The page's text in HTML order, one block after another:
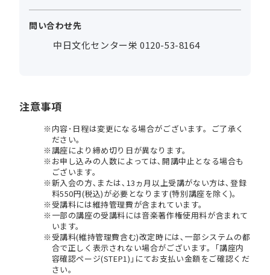
問い合わせ先
中日文化センター栄 0120-53-8164
注意事項
内容･日程は変更になる場合がございます。ご了承く
ださい。
講座により締め切り日が異なります。
お申し込みの人数によっては､開講中止となる場合も
ございます。
新入会の方､または､13ヵ月以上受講がない方は､登録
料550円(税込)が必要となります(特別講座を除く)。
受講料には維持管理費が含まれています。
一部の講座の受講料には音楽著作権使用料が含まれて
います。
受講料(維持管理費含む)改定時には､一部システムの都
合で正しく表示されない場合がございます。｢講座内
容確認ページ(STEP1)｣にてお支払い金額をご確認くだ
さい。